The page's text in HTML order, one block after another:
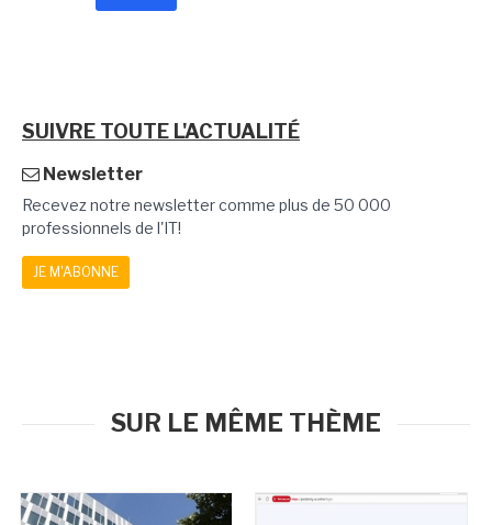
SUIVRE TOUTE L'ACTUALITÉ
Newsletter
Recevez notre newsletter comme plus de 50 000
professionnels de l'IT!
JE M'ABONNE
SUR LE MÊME THÈME